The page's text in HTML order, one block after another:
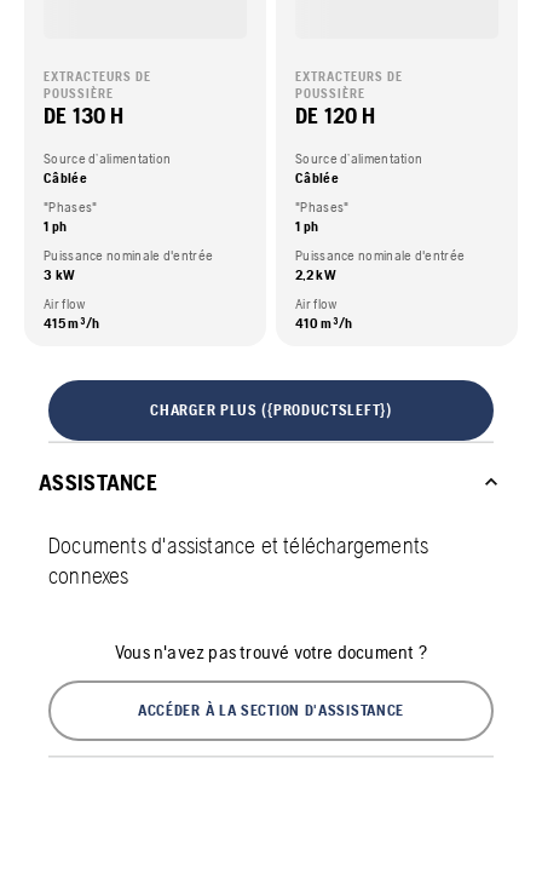
EXTRACTEURS DE
POUSSIÈRE
DE 130 H
Source d’alimentation
Câblée
"Phases"
1 ph
Puissance nominale d'entrée
3 kW
Air flow
415 m³/h
EXTRACTEURS DE
POUSSIÈRE
DE 120 H
Source d’alimentation
Câblée
"Phases"
1 ph
Puissance nominale d'entrée
2,2 kW
Air flow
410 m³/h
CHARGER PLUS ({PRODUCTSLEFT})
ASSISTANCE
Documents d'assistance et téléchargements
connexes
Vous n'avez pas trouvé votre document ?
ACCÉDER À LA SECTION D'ASSISTANCE